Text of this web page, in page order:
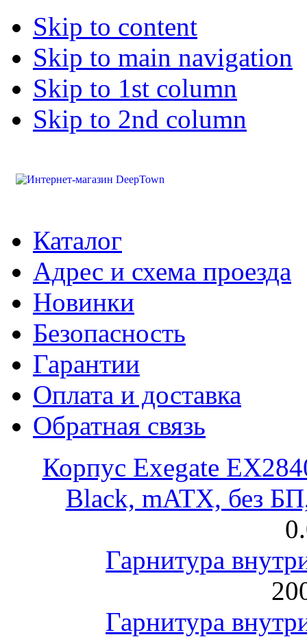
Skip to content
Skip to main navigation
Skip to 1st column
Skip to 2nd column
Каталог
Адрес и схема проезда
Новинки
Безопасность
Гарантии
Оплата и доставка
Обратная связь
Корпус Exegate
Black, mATX, без
Гарнитура
Гарнитура